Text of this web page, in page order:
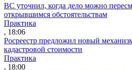
ВС уточнил, когда дело можно
открывшимся обстоятельствам
Практика
, 18:06
Росреестр предложил новый
кадастровой стоимости
Практика
, 18:00